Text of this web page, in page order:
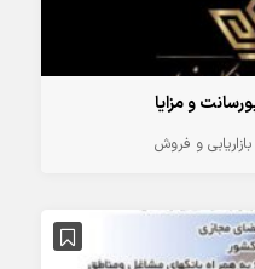
و مزایا
بازاریابی و فروش